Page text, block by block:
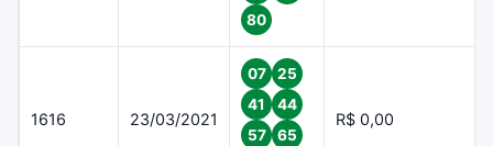
80
1616 23/03/2021
07
25
41
44
57
65
R$ 0,00